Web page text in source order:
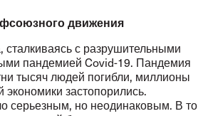
движения
с разрушительными
пандемией Covid-19. Пандемия
тысяч людей погибли, миллионы
застопорились.
серьезным, но неодинаковым. В то